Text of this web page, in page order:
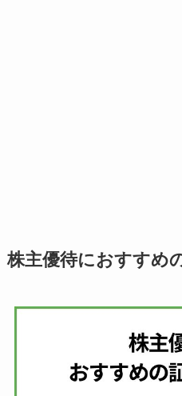
株主優待におすすめ